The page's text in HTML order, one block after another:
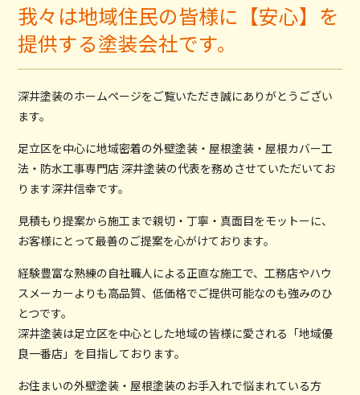
我々は地域住民の皆様に【安心】を
提供する塗装会社です。
深井塗装のホームページをご覧いただき誠にありがとうござい
ます。
足立区を中心に地域密着の外壁塗装・屋根塗装・屋根カバー工
法・防水工事専門店 深井塗装の代表を務めさせていただいてお
ります深井信幸です。
見積もり提案から施工まで親切・丁寧・真面目をモットーに、
お客様にとって最善のご提案を心がけております。
経験豊富な熟練の自社職人による正直な施工で、工務店やハウ
スメーカーよりも高品質、低価格でご提供可能なのも強みのひ
とつです。
深井塗装は足立区を中心とした地域の皆様に愛される「地域優
良一番店」を目指しております。
お住まいの外壁塗装・屋根塗装のお手入れで悩まれている方